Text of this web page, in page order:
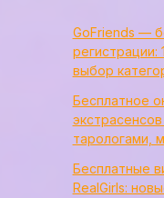
GoFriends —
выбор
Бесплатное
тарологами,
Бесплатные
RealGirls: